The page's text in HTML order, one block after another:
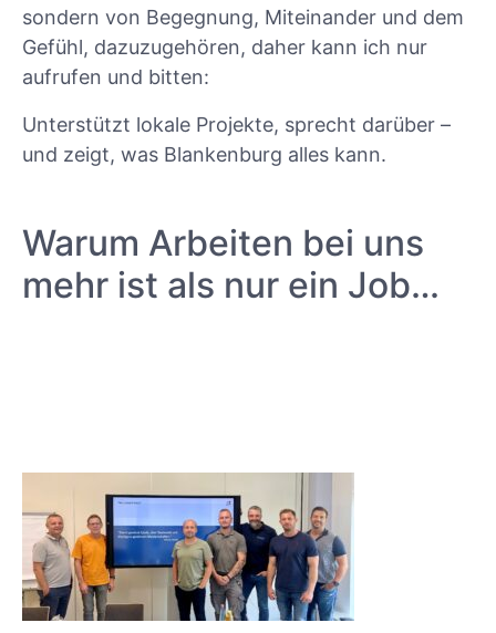
sondern von Begegnung, Miteinander und dem
Gefühl, dazuzugehören, daher kann ich nur
aufrufen und bitten:
Unterstützt lokale Projekte, sprecht darüber –
und zeigt, was Blankenburg alles kann.
Warum Arbeiten bei uns
mehr ist als nur ein Job…